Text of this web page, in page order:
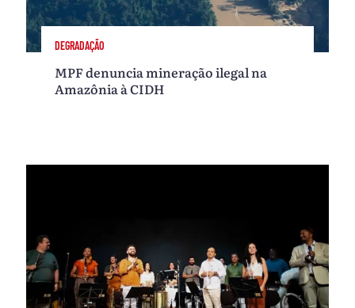
DEGRADAÇÃO
MPF denuncia mineração ilegal na
Amazônia à CIDH